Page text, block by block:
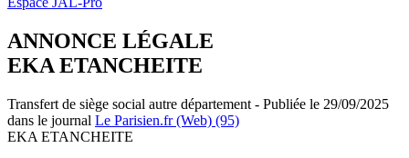
ANNONCE LÉGALE
EKA ETANCHEITE
Transfert de siège social autre département - Publiée le 29/09/2025
dans le journal Le Parisien.fr (Web) (95)
EKA ETANCHEITE